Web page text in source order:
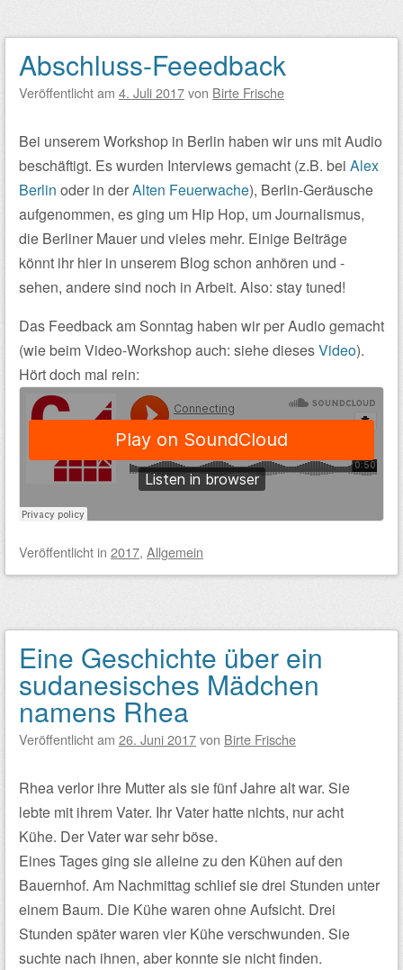
Abschluss-Feeedback
Veröffentlicht am 4. Juli 2017von Birte Frische
Bei unserem Workshop in Berlin haben wir uns mit Audio
beschäftigt. Es wurden Interviews gemacht (z.B. bei Alex
Berlin oder in derAlten Feuerwache), Berlin-Geräusche
aufgenommen, es ging um Hip Hop, um Journalismus,
die Berliner Mauer und vieles mehr. Einige Beiträge
könnt ihr hier in unserem Blog schon anhören und -
sehen, andere sind noch in Arbeit. Also: stay tuned!
Das Feedback am Sonntag haben wir per Audio gemacht
(wie beim Video-Workshop auch: siehe diesesVideo).
Hört doch mal rein:
Veröffentlicht in 2017, Allgemein
Eine Geschichte über ein
sudanesisches Mädchen
namens Rhea
Veröffentlicht am 26. Juni 2017von Birte Frische
Rhea verlor ihre Mutter als sie fünf Jahre alt war. Sie
lebte mit ihrem Vater. Ihr Vater hatte nichts, nur acht
Kühe. Der Vater war sehr böse.
Eines Tages ging sie alleine zu den Kühen auf den
Bauernhof. Am Nachmittag schlief sie drei Stunden unter
einem Baum. Die Kühe waren ohne Aufsicht. Drei
Stunden später waren vier Kühe verschwunden. Sie
suchte nach ihnen, aber konnte sie nicht finden.